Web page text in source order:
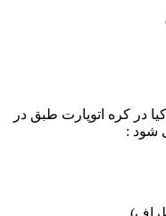
در کره اتوپارت طبق در
شود :